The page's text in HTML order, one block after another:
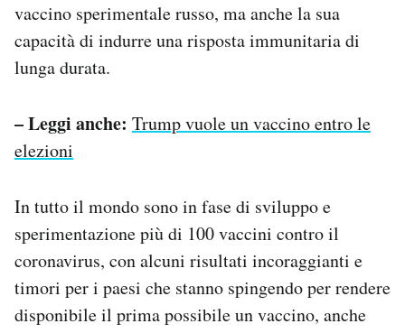
vaccino sperimentale russo, ma anche la sua
capacità di indurre una risposta immunitaria di
lunga durata.
– Leggi anche: Trump vuole un vaccino entro le
elezioni
In tutto il mondo sono in fase di sviluppo e
sperimentazione più di 100 vaccini contro il
coronavirus, con alcuni risultati incoraggianti e
timori per i paesi che stanno spingendo per rendere
disponibile il prima possibile un vaccino, anche